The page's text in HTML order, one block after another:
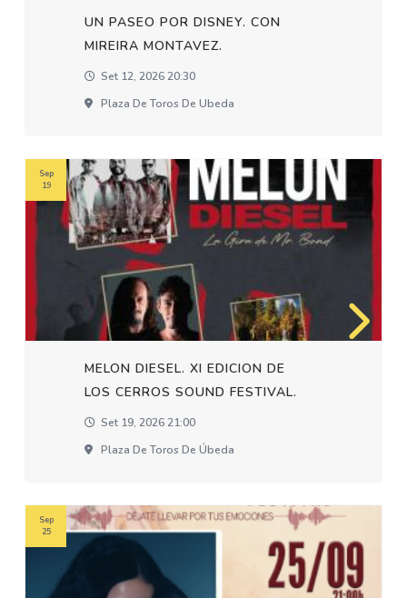
UN PASEO POR DISNEY. CON
MIREIRA MONTAVEZ.
Set 12, 2026 20:30
Plaza De Toros De Ubeda
MELON DIESEL. XI EDICION DE
LOS CERROS SOUND FESTIVAL.
Set 19, 2026 21:00
Plaza De Toros De Úbeda
Sep
19
Sep
25